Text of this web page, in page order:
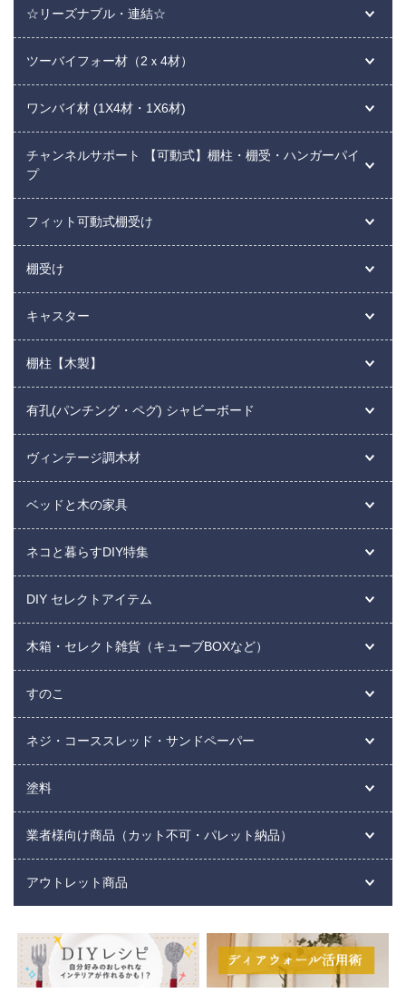
☆リーズナブル・連結☆
ツーバイフォー材（2ｘ4材）
ワンバイ材 (1X4材・1X6材)
チャンネルサポート 【可動式】棚柱・棚受・ハンガーパイ
プ
フィット可動式棚受け
棚受け
キャスター
棚柱【木製】
有孔(パンチング・ペグ) シャビーボード
ヴィンテージ調木材
ベッドと木の家具
ネコと暮らすDIY特集
DIY セレクトアイテム
木箱・セレクト雑貨（キューブBOXなど）
すのこ
ネジ・コーススレッド・サンドペーパー
塗料
業者様向け商品（カット不可・パレット納品）
アウトレット商品